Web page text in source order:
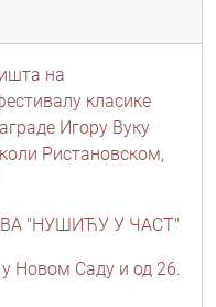
на
класике
Игору Вуку
Ристановском,
"НУШИЋУ У ЧАСТ"
у Новом Саду и од 26.